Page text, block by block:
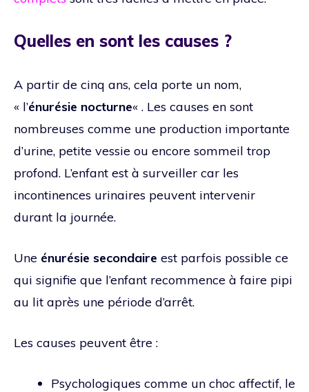
Quelles en sont les causes ?
A partir de cinq ans, cela porte un nom,
« l’énurésie nocturne« . Les causes en sont
nombreuses comme une production importante
d’urine, petite vessie ou encore sommeil trop
profond. L’enfant est à surveiller car les
incontinences urinaires peuvent intervenir
durant la journée.
Une énurésie secondaire est parfois possible ce
qui signifie que l’enfant recommence à faire pipi
au lit après une période d’arrêt.
Les causes peuvent être :
Psychologiques comme un choc affectif, le